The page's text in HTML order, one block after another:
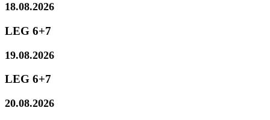
18.08.2026
LEG 6+7
19.08.2026
LEG 6+7
20.08.2026